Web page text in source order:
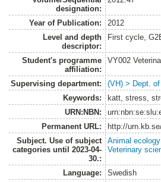
designation:
Year of Publication:
2012
Level and depth
descriptor:
First cycle,
Student's programme
affiliation:
VY002
Supervising department:
(VH) > Dept.
Keywords:
katt, stress,
URN:NBN:
Permanent URL:
http://
Subject. Use of subject
categories until 2023-04-
30.:
Animal ecology
Veterinary
Language:
Swedish